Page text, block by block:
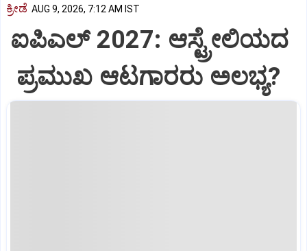
ಕ್ರೀಡೆ AUG 9, 2026, 7:12 AM IST
ಐಪಿಎಲ್‌ 2027: ಆಸ್ಟ್ರೇಲಿಯದ
ಪ್ರಮುಖ ಆಟಗಾರರು ಅಲಭ್ಯ?